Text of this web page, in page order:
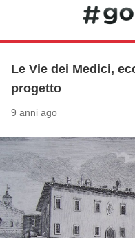
Le Vie dei Medici,
progetto
9 anni ago